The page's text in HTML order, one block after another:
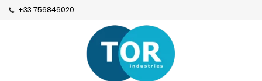
+33 756846020